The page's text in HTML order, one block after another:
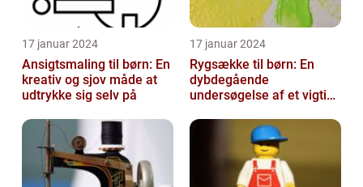
17 januar 2024
Ansigtsmaling til børn: En
kreativ og sjov måde at
udtrykke sig selv på
17 januar 2024
Rygsække til børn: En
dybdegående
undersøgelse af et vigtigt